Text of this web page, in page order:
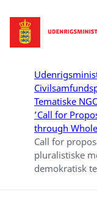
Gå til forsiden
Tematiske
’Call for
through
Call for
pluralistiske
demokratisk